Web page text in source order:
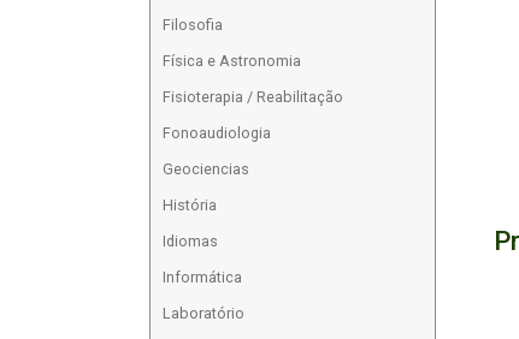
Filosofia
Física e Astronomia
Fisioterapia / Reabilitação
Fonoaudiologia
Geociencias
História
Idiomas
Informática
Laboratório